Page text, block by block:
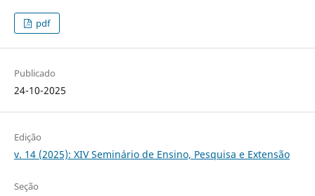
pdf
Publicado
24-10-2025
Edição
v. 14 (2025): XIV Seminário de Ensino, Pesquisa e Extensão
Seção